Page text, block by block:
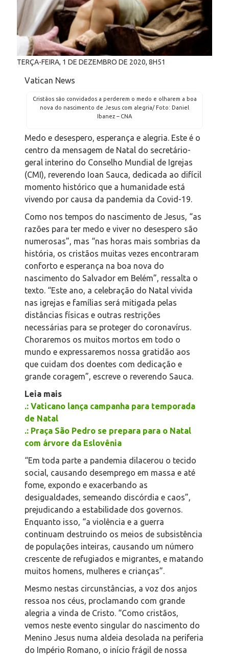
TERÇA-FEIRA, 1 DE DEZEMBRO DE 2020, 8H51
Vatican News
Cristãos são convidados a perderem o medo e olharem a boa
nova do nascimento de Jesus com alegria/ Foto: Daniel
Ibanez – CNA
Medo e desespero, esperança e alegria. Este é o
centro da mensagem de Natal do secretário-
geral interino do Conselho Mundial de Igrejas
(CMI), reverendo Ioan Sauca, dedicada ao difícil
momento histórico que a humanidade está
vivendo por causa da pandemia da Covid-19.
Como nos tempos do nascimento de Jesus, “as
razões para ter medo e viver no desespero são
numerosas”, mas “nas horas mais sombrias da
história, os cristãos muitas vezes encontraram
conforto e esperança na boa nova do
nascimento do Salvador em Belém”, ressalta o
texto. “Este ano, a celebração do Natal vivida
nas igrejas e famílias será mitigada pelas
distâncias físicas e outras restrições
necessárias para se proteger do coronavírus.
Choraremos os muitos mortos em todo o
mundo e expressaremos nossa gratidão aos
que cuidam dos doentes com dedicação e
grande coragem”, escreve o reverendo Sauca.
Leia mais
.: Vaticano lança campanha para temporada
de Natal
.: Praça São Pedro se prepara para o Natal
com árvore da Eslovênia
“Em toda parte a pandemia dilacerou o tecido
social, causando desemprego em massa e até
fome, expondo e exacerbando as
desigualdades, semeando discórdia e caos”,
prejudicando a estabilidade dos governos.
Enquanto isso, “a violência e a guerra
continuam destruindo os meios de subsistência
de populações inteiras, causando um número
crescente de refugiados e migrantes, e matando
muitos homens, mulheres e crianças”.
Mesmo nestas circunstâncias, a voz dos anjos
ressoa nos céus, proclamando com grande
alegria a vinda de Cristo. “Como cristãos,
vemos neste evento singular do nascimento do
Menino Jesus numa aldeia desolada na periferia
do Império Romano, o início frágil de nossa